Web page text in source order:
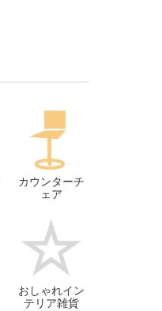
カウンターチ
ェア
おしゃれイン
テリア雑貨